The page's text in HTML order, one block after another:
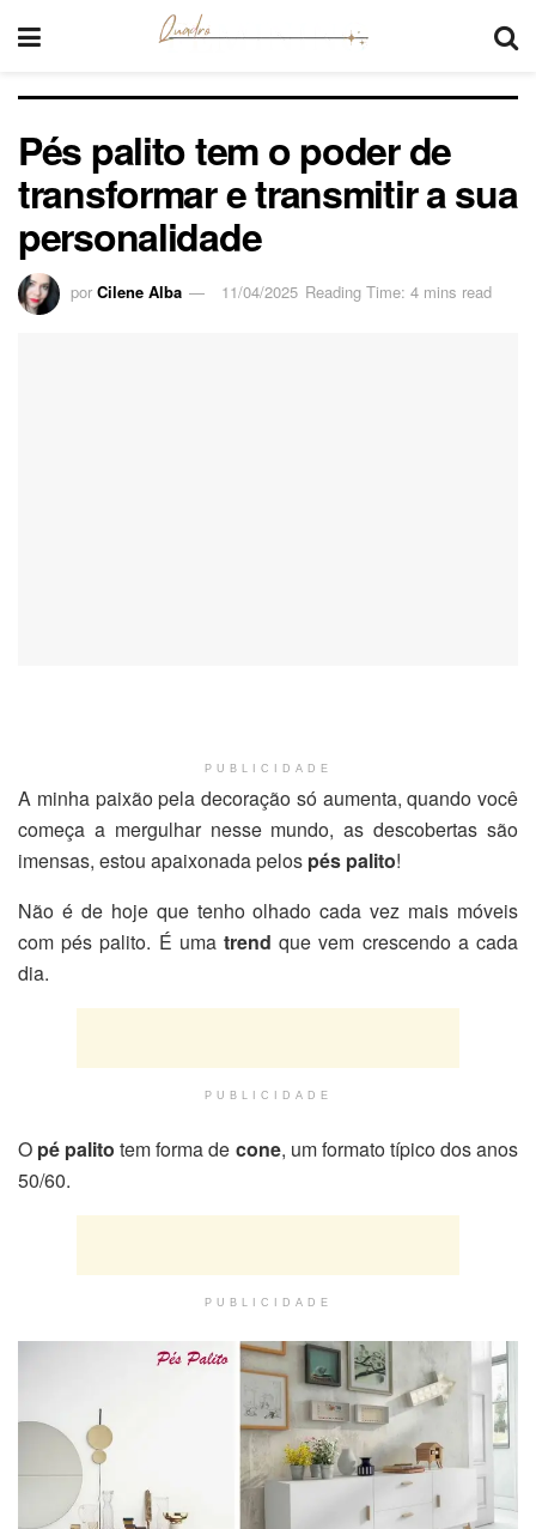
Pés palito tem o poder de
transformar e transmitir a sua
personalidade
por Cilene Alba 11/04/2025 Reading Time: 4 mins read
PUBLICIDADE
A minha paixão pela decoração só aumenta, quando você
começa a mergulhar nesse mundo, as descobertas são
imensas, estou apaixonada pelos pés palito!
Não é de hoje que tenho olhado cada vez mais móveis
com pés palito. É uma trend que vem crescendo a cada
dia.
PUBLICIDADE
O pé palito tem forma de cone, um formato típico dos anos
50/60.
PUBLICIDADE